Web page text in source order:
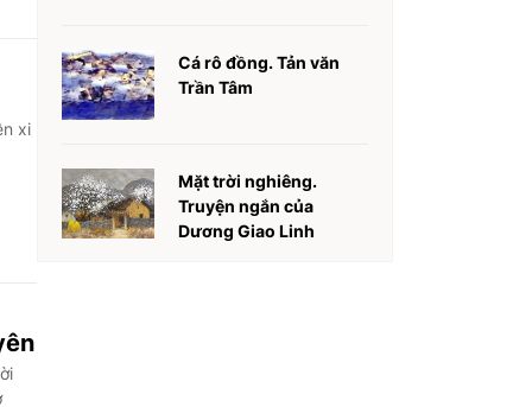
xi
Cá rô đồng. Tản văn
Trần Tâm
Mặt trời nghiêng.
Truyện ngắn của
Dương Giao Linh